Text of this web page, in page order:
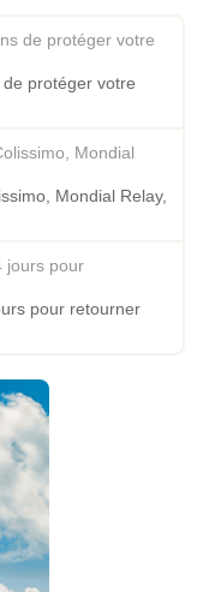
protéger votre
Mondial Relay,
pour retourner